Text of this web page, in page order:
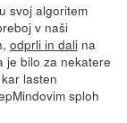
svoj algoritem
v naši
odprli in dalina
je bilo za nekatere
lasten
sploh